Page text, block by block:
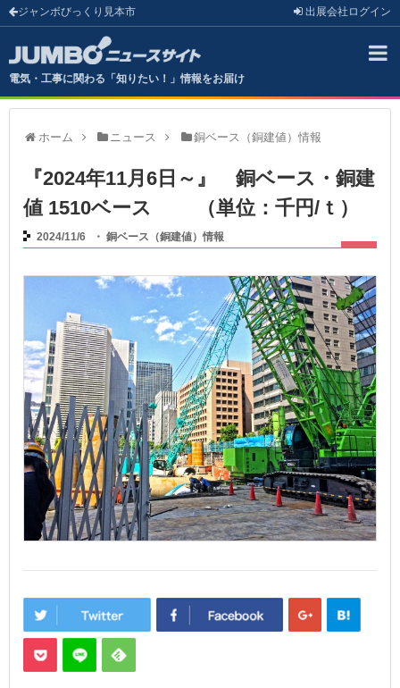
ジャンボびっくり見本市 出展会社 ログイン
電気・工事に関わる「知りたい！」情報をお届け
ホーム ニュース 銅ベース（銅建値）情報
『2024年11月6日～』 銅ベース・銅建
値 1510ベース （単位：千円/ｔ）
2024/11/6 ・ 銅ベース（銅建値）情報